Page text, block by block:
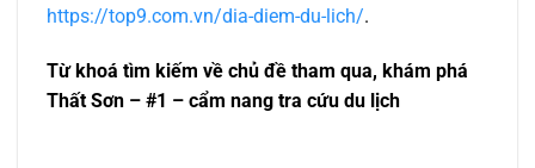
https://top9.com.vn/dia-diem-du-lich/.
Từ khoá tìm kiếm về chủ đề tham qua, khám phá
Thất Sơn – #1 – cẩm nang tra cứu du lịch